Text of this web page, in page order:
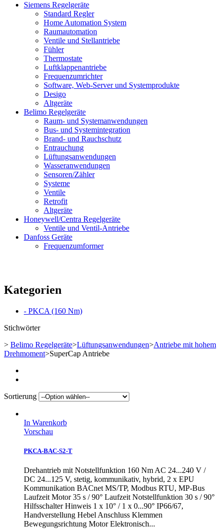
Siemens Regelgeräte
Standard Regler
Home Automation System
Raumautomation
Ventile und Stellantriebe
Fühler
Thermostate
Luftklappenantriebe
Frequenzumrichter
Software, Web-Server und Systemprodukte
Desigo
Altgeräte
Belimo Regelgeräte
Raum- und Systemanwendungen
Bus- und Systemintegration
Brand- und Rauchschutz
Entrauchung
Lüftungsanwendungen
Wasseranwendungen
Sensoren/Zähler
Systeme
Ventile
Retrofit
Altgeräte
Honeywell/Centra Regelgeräte
Ventile und Ventil-Antriebe
Danfoss Geräte
Frequenzumformer
Kategorien
- PKCA (160 Nm)
Stichwörter
> Belimo Regelgeräte>Lüftungsanwendungen>Antriebe mit hohem
Drehmoment>SuperCap Antriebe
Sortierung
In Warenkorb
Vorschau
PKCA-BAC-S2-T
Drehantrieb mit Notstellfunktion 160 Nm AC 24...240 V /
DC 24...125 V, stetig, kommunikativ, hybrid, 2 x EPU
Kommunikation BACnet MS/TP, Modbus RTU, MP-Bus
Laufzeit Motor 35 s / 90° Laufzeit Notstellfunktion 30 s / 90°
Hilfsschalter Hinweis 1 x 10° / 1 x 0...90° IP66/67,
Handverstellung Hebel Anschluss Klemmen
Bewegungsrichtung Motor Elektronisch...